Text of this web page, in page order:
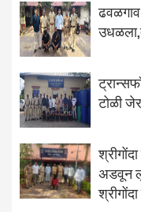
ढवळगाव
टोळी
अडवून